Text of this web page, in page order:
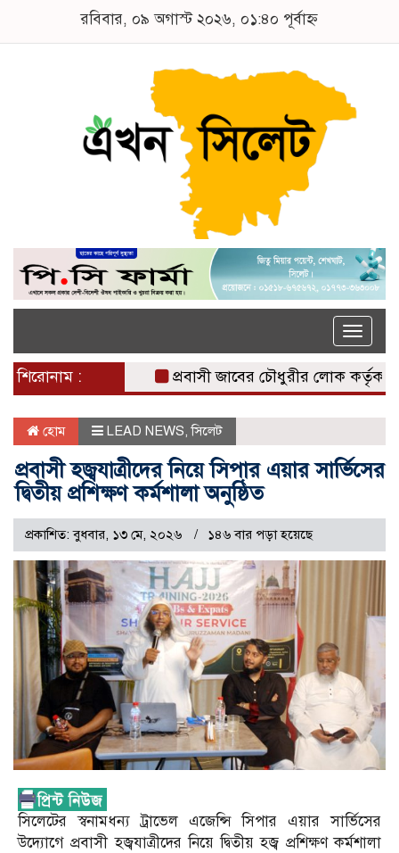
রবিবার, ০৯ অগাস্ট ২০২৬, ০১:৪০ পূর্বাহ্ন
Toggle
শিরোনাম : প্রবাসী জাবের চৌধুরীর লোক কর্তৃক
হোম LEAD NEWS,সিলেট
প্রবাসী হজ্বযাত্রীদের নিয়ে সিপার এয়ার সার্ভিসের
দ্বিতীয় প্রশিক্ষণ কর্মশালা অনুষ্ঠিত
প্রকাশিত: বুধবার, ১৩ মে, ২০২৬ ১৪৬ বার পড়া হয়েছে
সিলেটের স্বনামধন্য ট্রাভেল এজেন্সি সিপার এয়ার সার্ভিসের
উদ্যোগে প্রবাসী হজ্বযাত্রীদের নিয়ে দ্বিতীয় হজ্ব প্রশিক্ষণ কর্মশালা